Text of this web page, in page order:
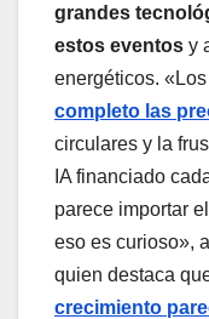
grandes
estos eventos y
energéticos.
completo las
circulares y la
IA financiado
parece importar
eso es curioso»,
quien destaca
crecimiento